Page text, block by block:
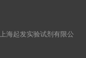
海起发实验试剂有限公